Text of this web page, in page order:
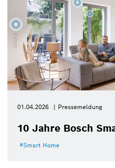
01.04.2026 Pressemeldung
10 Jahre Bosch
Smart Home